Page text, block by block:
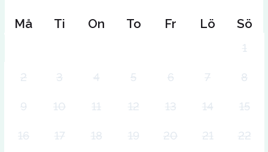
Må Ti On To Fr Lö Sö
1
2 3 4 5 6 7 8
9 10 11 12 13 14 15
16 17 18 19 20 21 22